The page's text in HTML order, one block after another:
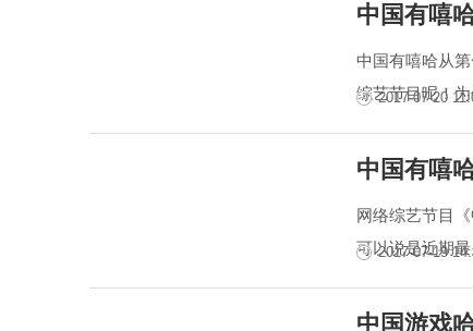
中国有嘻
中国有嘻哈从
综艺节目呢！
2017-07-20
中国有嘻
网络综艺节目
可以说是近期
2017-07-19
中国游戏